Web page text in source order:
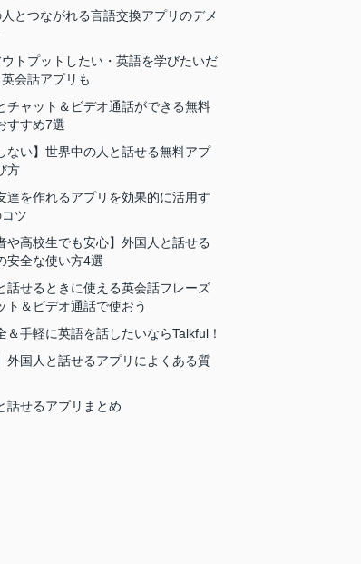
とつながれる言語交換アプリのデメ
トプットしたい・英語を学びたいだ
会話アプリも
チャット＆ビデオ通話ができる無料
すすめ7選
ない】世界中の人と話せる無料アプ
方
達を作れるアプリを効果的に活用す
ツ
や高校生でも安心】外国人と話せる
安全な使い方4選
話せるときに使える英会話フレーズ
ト＆ビデオ通話で使おう
＆手軽に英語を話したいならTalkful！
外国人と話せるアプリによくある質
話せるアプリまとめ